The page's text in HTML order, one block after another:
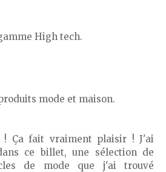
High tech.
mode et maison.
! Ça fait vraiment plaisir ! J'ai
ce billet, une sélection de
de mode que j'ai trouvé